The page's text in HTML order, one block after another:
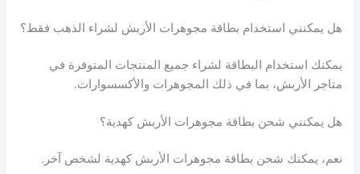
هل يمكنني استخدام بطاقة مجوهرات الأربش لشراء الذهب فقط؟
يمكنك استخدام البطاقة لشراء جميع المنتجات المتوفرة في
متاجر الأربش، بما في ذلك المجوهرات والأكسسوارات.
هل يمكنني شحن بطاقة مجوهرات الأربش كهدية؟
نعم، يمكنك شحن بطاقة مجوهرات الأربش كهدية لشخص آخر.